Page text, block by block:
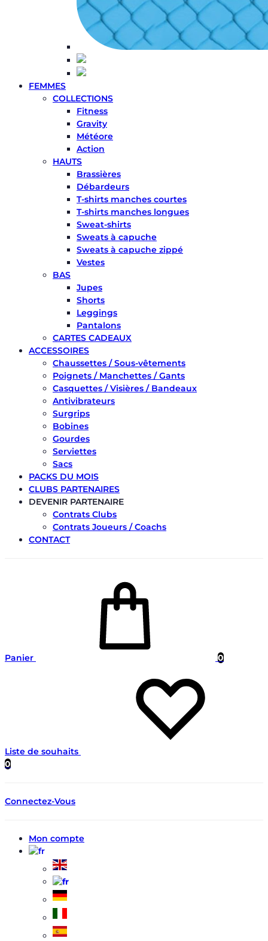
FEMMES
COLLECTIONS
Fitness
Gravity
Météore
Action
HAUTS
Brassières
Débardeurs
T-shirts manches courtes
T-shirts manches longues
Sweat-shirts
Sweats à capuche
Sweats à capuche zippé
Vestes
BAS
Jupes
Shorts
Leggings
Pantalons
CARTES CADEAUX
ACCESSOIRES
Chaussettes / Sous-vêtements
Poignets / Manchettes / Gants
Casquettes / Visières / Bandeaux
Antivibrateurs
Surgrips
Bobines
Gourdes
Serviettes
Sacs
PACKS DU MOIS
CLUBS PARTENAIRES
DEVENIR PARTENAIRE
Contrats Clubs
Contrats Joueurs / Coachs
CONTACT
Panier 0
Liste de souhaits
0
Connectez-Vous
Mon compte